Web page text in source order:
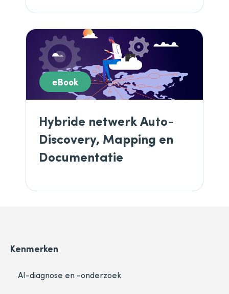
eBook
Hybride netwerk Auto-
Discovery, Mapping en
Documentatie
Kenmerken
AI-diagnose en -onderzoek